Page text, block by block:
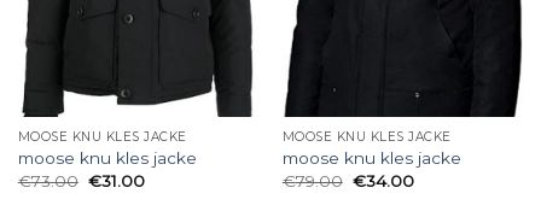
MOOSE KNU KLES JACKE
moose knu kles jacke
€73.00 €31.00
MOOSE KNU KLES JACKE
moose knu kles jacke
€79.00 €34.00